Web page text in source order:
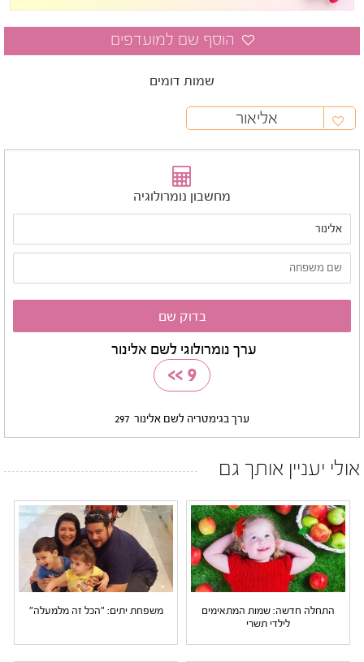
שמות דומים
אליאור
מחשבון נומרולוגיה
ערך נומרולוגי לשם אלינור
9
>>
ערך בגימטריה לשם אלינור 297
אולי יעניין אותך גם
התחלה חדשה: שמות המתאימים
לילדי תשרי
משפחת יתים: "הכל זה מלמעלה"